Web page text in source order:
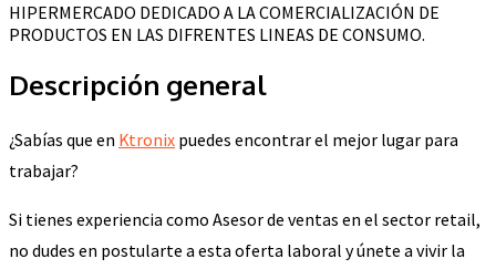
HIPERMERCADO DEDICADO A LA COMERCIALIZACIÓN DE
PRODUCTOS EN LAS DIFRENTES LINEAS DE CONSUMO.
Descripción general
¿Sabías que en Ktronix puedes encontrar el mejor lugar para
trabajar?
Si tienes experiencia como Asesor de ventas en el sector retail,
no dudes en postularte a esta oferta laboral y únete a vivir la